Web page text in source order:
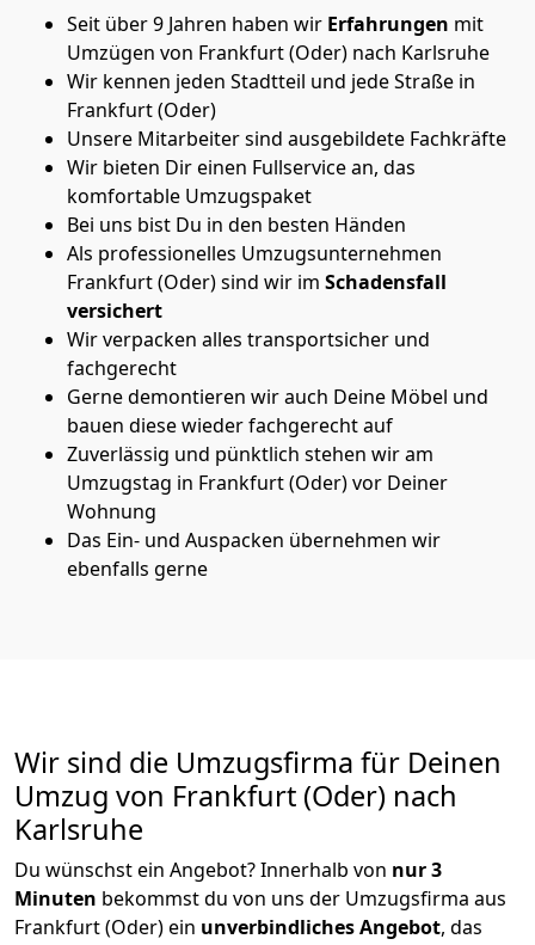
Seit über 9 Jahren haben wir Erfahrungen mit
Umzügen von Frankfurt (Oder) nach Karlsruhe
Wir kennen jeden Stadtteil und jede Straße in
Frankfurt (Oder)
Unsere Mitarbeiter sind ausgebildete Fachkräfte
Wir bieten Dir einen Fullservice an, das
komfortable Umzugspaket
Bei uns bist Du in den besten Händen
Als professionelles Umzugsunternehmen
Frankfurt (Oder) sind wir im Schadensfall
versichert
Wir verpacken alles transportsicher und
fachgerecht
Gerne demontieren wir auch Deine Möbel und
bauen diese wieder fachgerecht auf
Zuverlässig und pünktlich stehen wir am
Umzugstag in Frankfurt (Oder) vor Deiner
Wohnung
Das Ein- und Auspacken übernehmen wir
ebenfalls gerne
Wir sind die Umzugsfirma für Deinen
Umzug von Frankfurt (Oder) nach
Karlsruhe
Du wünschst ein Angebot? Innerhalb von nur 3
Minuten bekommst du von uns der Umzugsfirma aus
Frankfurt (Oder) ein unverbindliches Angebot, das